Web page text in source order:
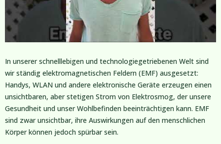
In unserer schnelllebigen und technologiegetriebenen Welt sind
wir ständig elektromagnetischen Feldern (EMF) ausgesetzt:
Handys, WLAN und andere elektronische Geräte erzeugen einen
unsichtbaren, aber stetigen Strom von Elektrosmog, der unsere
Gesundheit und unser Wohlbefinden beeinträchtigen kann. EMF
sind zwar unsichtbar, ihre Auswirkungen auf den menschlichen
Körper können jedoch spürbar sein.